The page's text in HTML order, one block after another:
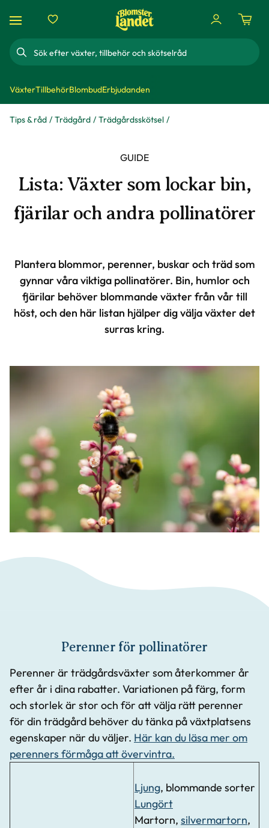
Sök
VäxterTillbehörBlombudErbjudanden
Tips & råd Trädgård Trädgårdsskötsel
GUIDE
Lista: Växter som lockar bin,
fjärilar och andra pollinatörer
Plantera blommor, perenner, buskar och träd som
gynnar våra viktiga pollinatörer. Bin, humlor och
fjärilar behöver blommande växter från vår till
höst, och den här listan hjälper dig välja växter det
surras kring.
Perenner för pollinatörer
Perenner är trädgårdsväxter som återkommer år
efter år i dina rabatter. Variationen på färg, form
och storlek är stor och för att välja rätt perenner
för din trädgård behöver du tänka på växtplatsens
egenskaper när du väljer. Här kan du läsa mer om
perenners förmåga att övervintra.
Ljung, blommande sorter
Lungört
Martorn, silvermartorn,